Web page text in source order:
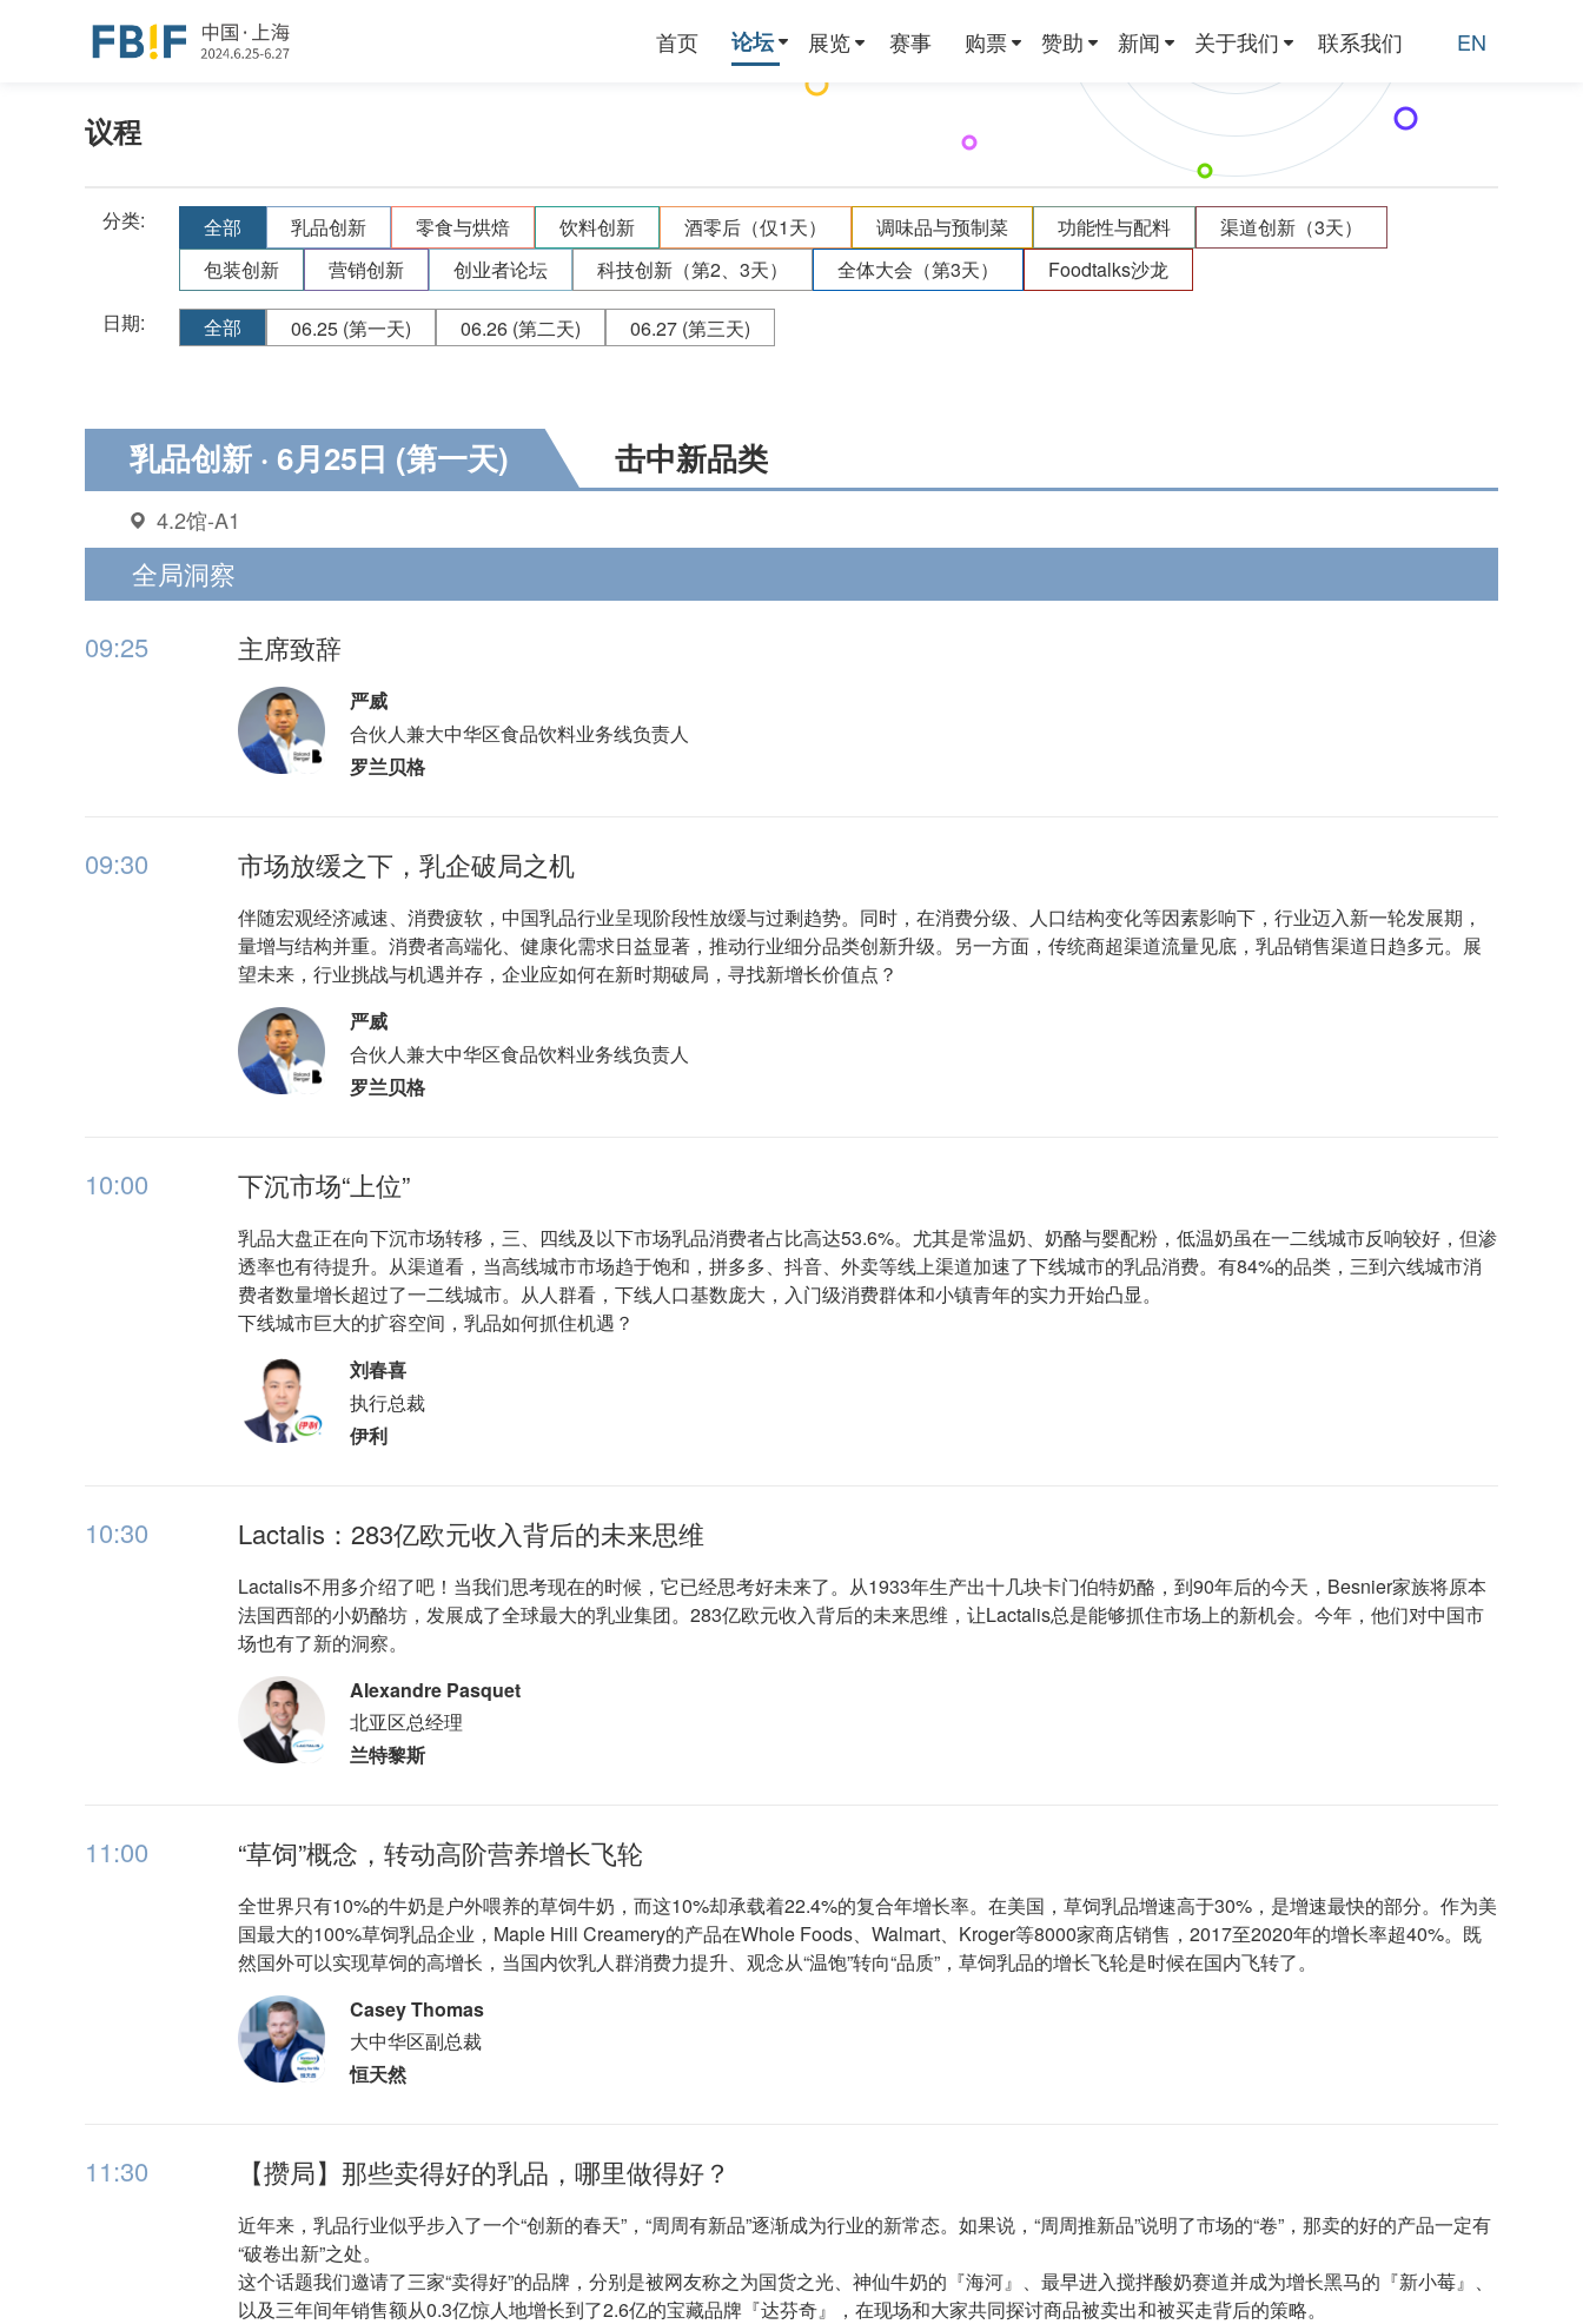
首页 论坛 展览 赛事 购票 赞助 新闻 关于我们 联系我们 EN
议程
分类: 全部 乳品创新 零食与烘焙 饮料创新 酒零后（仅1天） 调味品与预制菜 功能性与配料
渠道创新（3天）
包装创新
营销创新 创业者论坛 科技创新（第2、3天） 全体大会（第3天）
Foodtalks沙龙
日期:
全部 06.25 (第一天) 06.26 (第二天) 06.27 (第三天)
乳品创新 · 6月25日 (第一天) 击中新品类
4.2馆-A1
全局洞察
09:25
主席致辞
严威
合伙人兼大中华区食品饮料业务线负责人
罗兰贝格
09:30 市场放缓之下，乳企破局之机
伴随宏观经济减速、消费疲软，中国乳品行业呈现阶段性放缓与过剩趋势。同时，在消费分级、人口结构变化等因素影响下，行业迈入新一轮发展期，
量增与结构并重。消费者高端化、健康化需求日益显著，推动行业细分品类创新升级。另一方面，传统商超渠道流量见底，乳品销售渠道日趋多元。展
望未来，行业挑战与机遇并存，企业应如何在新时期破局，寻找新增长价值点？
严威
合伙人兼大中华区食品饮料业务线负责人
罗兰贝格
10:00 下沉市场“上位”
乳品大盘正在向下沉市场转移，三、四线及以下市场乳品消费者占比高达53.6%。尤其是常温奶、奶酪与婴配粉，低温奶虽在一二线城市反响较好，但渗
透率也有待提升。从渠道看，当高线城市市场趋于饱和，拼多多、抖音、外卖等线上渠道加速了下线城市的乳品消费。有84%的品类，三到六线城市消
费者数量增长超过了一二线城市。从人群看，下线人口基数庞大，入门级消费群体和小镇青年的实力开始凸显。
下线城市巨大的扩容空间，乳品如何抓住机遇？
刘春喜
执行总裁
伊利
10:30 Lactalis：283亿欧元收入背后的未来思维
Lactalis不用多介绍了吧！当我们思考现在的时候，它已经思考好未来了。从1933年生产出十几块卡门伯特奶酪，到90年后的今天，Besnier家族将原本
法国西部的小奶酪坊，发展成了全球最大的乳业集团。283亿欧元收入背后的未来思维，让Lactalis总是能够抓住市场上的新机会。今年，他们对中国市
场也有了新的洞察。
Alexandre Pasquet
北亚区总经理
兰特黎斯
11:00 “草饲”概念，转动高阶营养增长飞轮
全世界只有10%的牛奶是户外喂养的草饲牛奶，而这10%却承载着22.4%的复合年增长率。在美国，草饲乳品增速高于30%，是增速最快的部分。作为美
国最大的100%草饲乳品企业，Maple Hill Creamery的产品在Whole Foods、Walmart、Kroger等8000家商店销售，2017至2020年的增长率超40%。既
然国外可以实现草饲的高增长，当国内饮乳人群消费力提升、观念从“温饱”转向“品质”，草饲乳品的增长飞轮是时候在国内飞转了。
Casey Thomas
大中华区副总裁
恒天然
11:30 【攒局】那些卖得好的乳品，哪里做得好？
近年来，乳品行业似乎步入了一个“创新的春天”，“周周有新品”逐渐成为行业的新常态。如果说，“周周推新品”说明了市场的“卷”，那卖的好的产品一定有
“破卷出新”之处。
这个话题我们邀请了三家“卖得好”的品牌，分别是被网友称之为国货之光、神仙牛奶的『海河』、最早进入搅拌酸奶赛道并成为增长黑马的『新小莓』、
以及三年间年销售额从0.3亿惊人地增长到了2.6亿的宝藏品牌『达芬奇』，在现场和大家共同探讨商品被卖出和被买走背后的策略。